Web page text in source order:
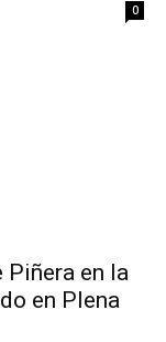
0
Piñera en la
en Plena